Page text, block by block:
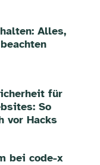
Alles,
für
So
vor Hacks
bei code-x